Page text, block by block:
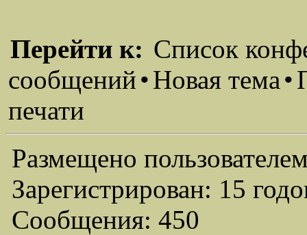
Перейти к: Список
сообщений•Новая тема•
печати
Размещено
Зарегистрирован: 15
Сообщения: 450